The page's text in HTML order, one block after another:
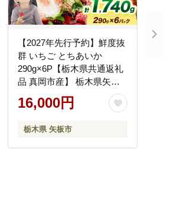
【2027年先行予約】鮮度抜
群 いちご とちあいか
290g×6P【栃木県共通返礼
品 真岡市産】 栃木県矢板
16,000円
栃木県 矢板市